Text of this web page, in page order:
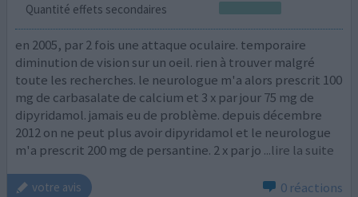
Quantité effets secondaires
en 2005, par 2 fois une attaque oculaire. temporaire
diminution de vision sur un oeil. rien à trouver malgré
toute les recherches. le neurologue m'a alors prescrit 100
mg de carbasalate de calcium et 3 x par jour 75 mg de
dipyridamol. jamais eu de problème. depuis décembre
2012 on ne peut plus avoir dipyridamol et le neurologue
m'a prescrit 200 mg de persantine. 2 x par jo ...lire la suite
votre avis 0 réactions